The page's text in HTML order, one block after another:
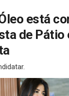
está
de Pátio